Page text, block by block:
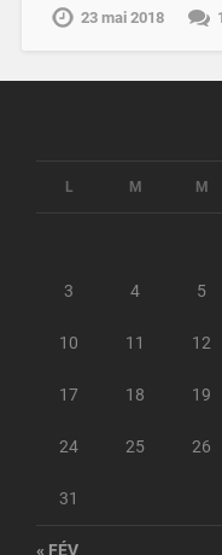
23 mai 2018 1
L M M
3 4 5
10 11 12
17 18 19
24 25 26
31
« FÉV